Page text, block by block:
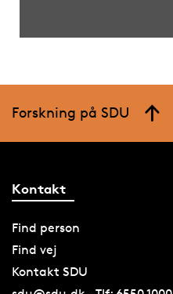
Forskning på SDU
Kontakt
Find person
Find vej
Kontakt SDU